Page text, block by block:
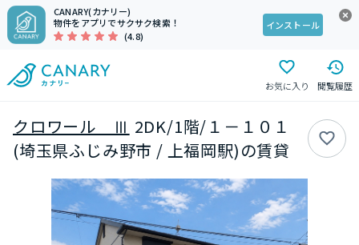
CANARY(カナリー)
物件をアプリでサクサク検索！
(4.8)
インストール
お気に入り 閲覧履歴
クロワール Ⅲ 2DK/1階/１－１０１
(埼玉県ふじみ野市 / 上福岡駅)の賃貸